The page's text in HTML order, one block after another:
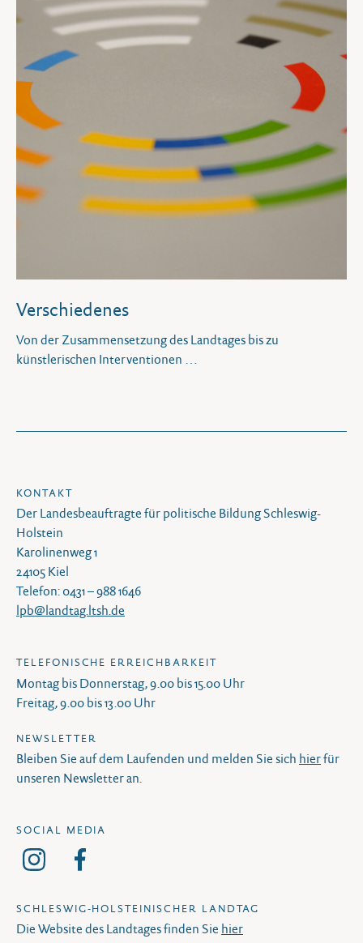
Verschiedenes
Von der Zusammensetzung des Landtages bis zu
künstlerischen Interventionen
KONTAKT
Der Landesbeauftragte für politische Bildung Schleswig-
Holstein
Karolinenweg 1
24105 Kiel
Telefon: 0431 – 988 1646
lpb@landtag.ltsh.de
TELEFONISCHE ERREICHBARKEIT
Montag bis Donnerstag, 9.00 bis 15.00 Uhr
Freitag, 9.00 bis 13.00 Uhr
NEWSLETTER
Bleiben Sie auf dem Laufenden und melden Sie sich hierfür
unseren Newsletter an.
SOCIAL MEDIA
SCHLESWIG-HOLSTEINISCHER LANDTAG
Die Website des Landtages finden Sie hier